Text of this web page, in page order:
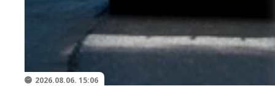
2026.08.06. 15:06